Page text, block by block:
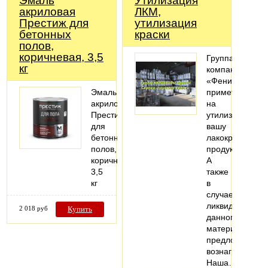
акриловая
Престиж для
бетонных
полов,
коричневая, 3,5
кг
Эмаль
акриловая
Престиж
для
бетонных
полов,
коричневая,
3,5
кг
2 018 руб Купить
ЛКМ,
утилизация
краски
Группа
компаний
«Феникс»
примет
на
утилизацию
вашу
лакокрасочную
продукцию.
А
также
в
случае
ликвидности
данного
материала
предложит
Наша…